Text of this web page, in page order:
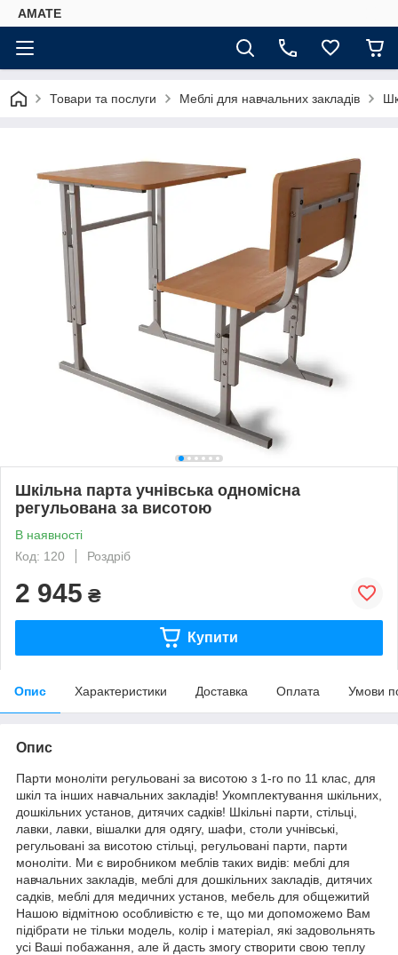
AMATE
Товари та послуги Меблі для навчальних закладів
Шкільна парта учнівська одномісна
регульована за висотою
В наявності
Код: 120
Роздріб
2 945 ₴
Купити
Опис Характеристики Доставка Оплата Умови
Опис
Парти моноліти регульовані за висотою з 1-го по 11 клас, для
шкіл та інших навчальних закладів! Укомплектування шкільних,
дошкільних установ, дитячих садків! Шкільні парти, стільці,
лавки, лавки, вішалки для одягу, шафи, столи учнівські,
регульовані за висотою стільці, регульовані парти, парти
моноліти. Ми є виробником меблів таких видів: меблі для
навчальних закладів, меблі для дошкільних закладів, дитячих
садків, меблі для медичних установ, мебель для общежитий
Нашою відмітною особливістю є те, що ми допоможемо Вам
підібрати не тільки модель, колір і матеріал, які задовольнять
усі Ваші побажання, але й дасть змогу створити свою теплу